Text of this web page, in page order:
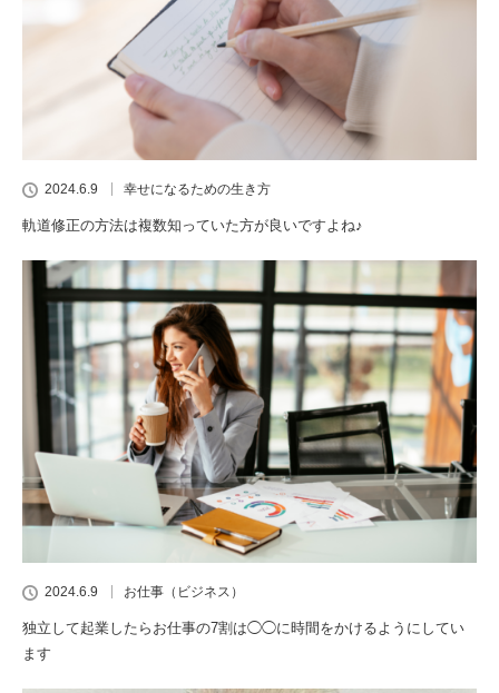
2024.6.9 幸せになるための生き方
軌道修正の方法は複数知っていた方が良いですよね♪
2024.6.9 お仕事（ビジネス）
独立して起業したらお仕事の7割は◯◯に時間をかけるようにしてい
ます